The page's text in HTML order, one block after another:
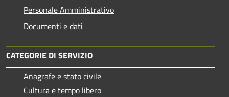
Personale Amministrativo
Documenti e dati
CATEGORIE DI SERVIZIO
Anagrafe e stato civile
Cultura e tempo libero